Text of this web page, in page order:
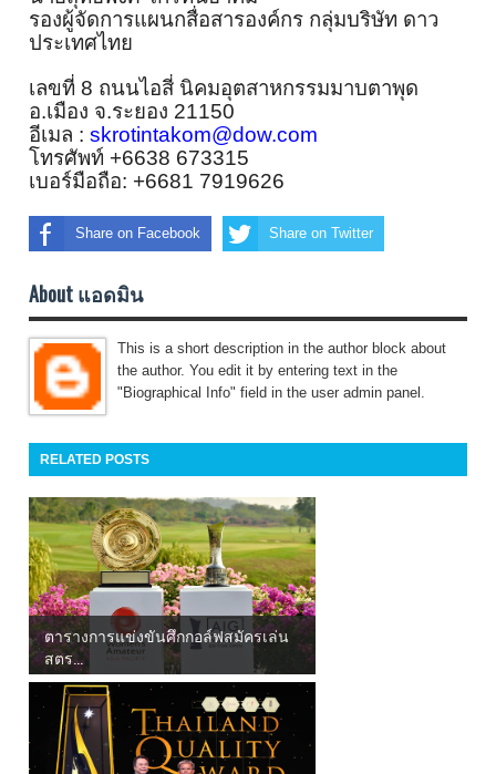
รองผู้จัดการแผนกสื่อสารองค์กร กลุ่มบริษัท ดาว
ประเทศไทย
เลขที่ 8 ถนนไอสี่ นิคมอุตสาหกรรมมาบตาพุด
อ.เมือง จ.ระยอง 21150
อีเมล : skrotintakom@dow.com
โทรศัพท์ +6638 673315
เบอร์มือถือ: +6681 7919626
Share on Facebook Share on Twitter
About แอดมิน
This is a short description in the author block about
the author. You edit it by entering text in the
"Biographical Info" field in the user admin panel.
RELATED POSTS
ตารางการแข่งขันศึกกอล์ฟสมัครเล่น
สตร...